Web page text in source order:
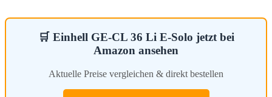
🛒 Einhell GE-CL 36 Li E-Solo jetzt bei
Amazon ansehen
Aktuelle Preise vergleichen & direkt bestellen